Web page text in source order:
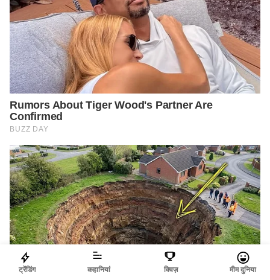
ट्रेंडिंग कहानियां क्विज़ मीम दुनिया